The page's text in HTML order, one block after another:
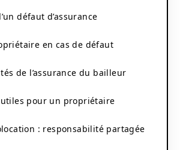
défaut d’assurance
en cas de défaut
de l’assurance du bailleur
pour un propriétaire
: responsabilité partagée